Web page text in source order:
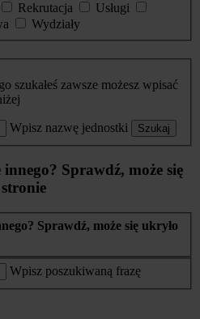
Rekrutacja
Usługi
Wydziały
szukałeś zawsze możesz wpisać
Wpisz nazwę jednostki Szukaj
innego? Sprawdź, może się
Sprawdź, może się ukryło
Wpisz poszukiwaną frazę